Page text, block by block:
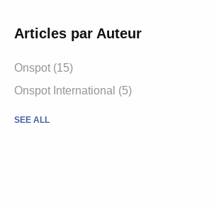
Articles par Auteur
Onspot (15)
Onspot International (5)
SEE ALL